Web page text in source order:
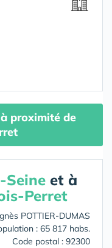
proximité de
Seine et à
Perret
POTTIER-DUMAS
: 65 817 habs.
Code postal : 92300